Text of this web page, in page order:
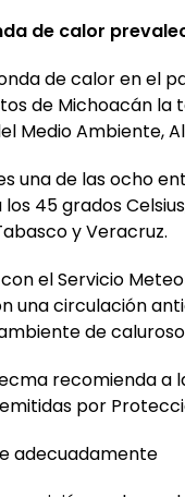
de calor
de calor en el
de Michoacán la
Medio Ambiente,
una de las ocho
45 grados
y Veracruz.
el Servicio
una circulación
de
recomienda
por
adecuadamente